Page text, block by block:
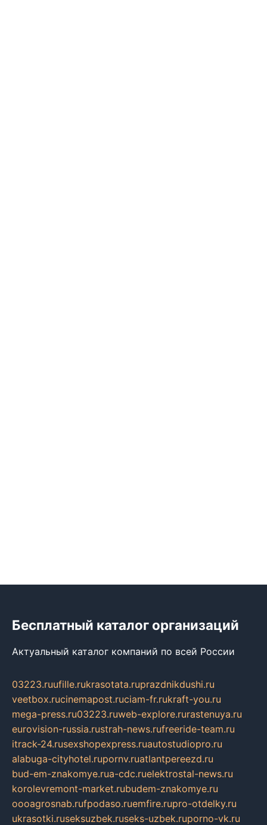
Бесплатный каталог организаций
Актуальный каталог компаний по всей России
03223.ruufille.rukrasotata.ruprazdnikdushi.ru
veetbox.rucinemapost.ruciam-fr.rukraft-you.ru
mega-press.ru03223.ruweb-explore.rurastenuya.ru
eurovision-russia.rustrah-news.rufreeride-team.ru
itrack-24.rusexshopexpress.ruautostudiopro.ru
alabuga-cityhotel.rupornv.ruatlantpereezd.ru
bud-em-znakomye.rua-cdc.ruelektrostal-news.ru
korolevremont-market.rubudem-znakomye.ru
oooagrosnab.rufpodaso.ruemfire.rupro-otdelky.ru
ukrasotki.ruseksuzbek.ruseks-uzbek.ruporno-vk.ru